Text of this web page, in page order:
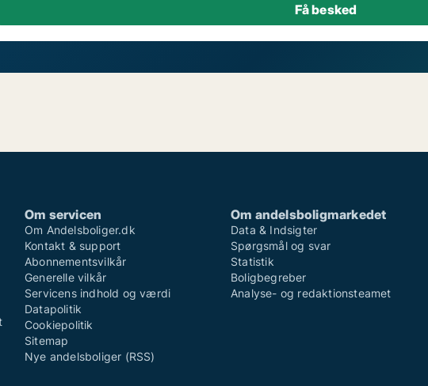
Om servicen
Om Andelsboliger.dk
Kontakt & support
Abonnementsvilkår
Generelle vilkår
Servicens indhold og værdi
Datapolitik
Cookiepolitik
Sitemap
Nye andelsboliger (RSS)
Om andelsboligmarkedet
Data & Indsigter
Spørgsmål og svar
Statistik
Boligbegreber
Analyse- og redaktionsteamet